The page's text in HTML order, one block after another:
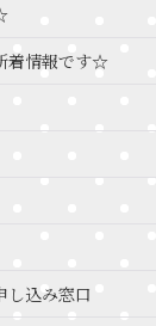
着情報です☆
し込み窓口